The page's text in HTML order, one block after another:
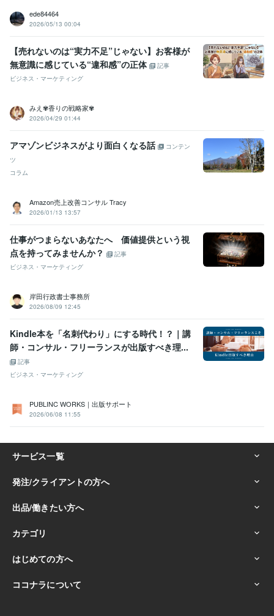
ede84464
2026/05/13 00:04
【売れないのは“実力不足”じゃない】お客様が
無意識に感じている“違和感”の正体
記事
ビジネス・マーケティング
みえ✾香りの戦略家✾
2026/04/29 01:44
アマゾンビジネスがより面白くなる話
コンテン
ツ
コラム
Amazon売上改善コンサル Tracy
2026/01/13 13:57
仕事がつまらないあなたへ 価値提供という視
点を持ってみませんか？
記事
ビジネス・マーケティング
岸田行政書士事務所
2026/08/09 12:45
Kindle本を「名刺代わり」にする時代！？｜講
師・コンサル・フリーランスが出版すべき理...
記事
ビジネス・マーケティング
PUBLINC WORKS｜出版サポート
2026/06/08 11:55